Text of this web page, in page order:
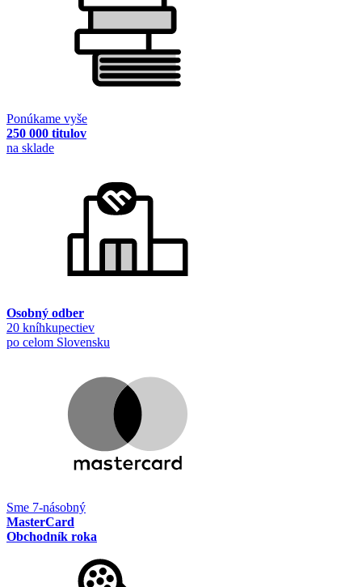
Ponúkame vyše
250 000 titulov
na sklade
Osobný odber
20 kníhkupectiev
po celom Slovensku
Sme 7-násobný
MasterCard
Obchodník roka